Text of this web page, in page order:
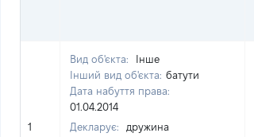
1
Вид об'єкта:
Інше
Інший вид об'єкта: батути
Дата набуття права:
01.04.2014
Декларує:
дружина